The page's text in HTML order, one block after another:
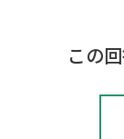
この